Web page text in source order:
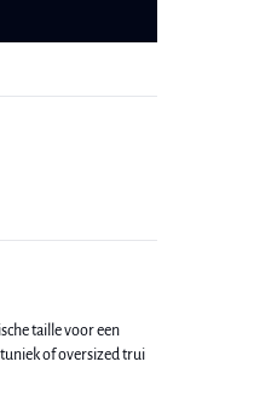
taille voor een
of oversized trui